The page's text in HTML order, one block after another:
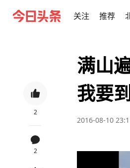
关注 推荐
2
2
满山
我要
2016-08-10